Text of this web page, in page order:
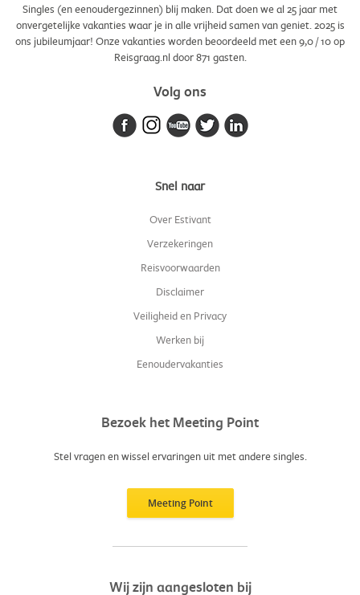
Singles (en eenoudergezinnen) blij maken. Dat doen we al 25 jaar met
onvergetelijke vakanties waar je in alle vrijheid samen van geniet. 2025 is
ons jubileumjaar! Onze vakanties worden beoordeeld met een9,0/10op
Reisgraag.nl door871 gasten.
Volg ons
Snel naar
Over Estivant
Verzekeringen
Reisvoorwaarden
Disclaimer
Veiligheid en Privacy
Werken bij
Eenoudervakanties
Bezoek het Meeting Point
Stel vragen en wissel ervaringen uit met andere singles.
Meeting Point
Wij zijn aangesloten bij